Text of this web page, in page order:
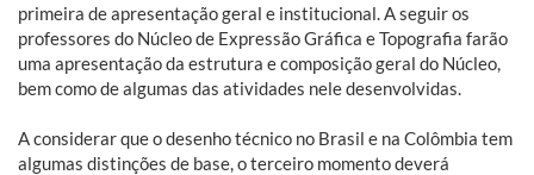
primeira de apresentação geral e institucional. A seguir os
professores do Núcleo de Expressão Gráfica e Topografia farão
uma apresentação da estrutura e composição geral do Núcleo,
bem como de algumas das atividades nele desenvolvidas.
A considerar que o desenho técnico no Brasil e na Colômbia tem
algumas distinções de base, o terceiro momento deverá